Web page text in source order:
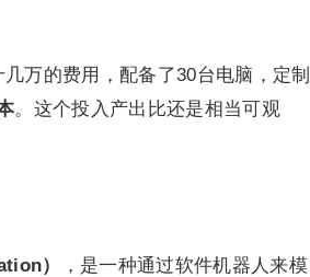
万的费用，配备了30台电脑，定制
。这个投入产出比还是相当可观
）
，是一种通过软件机器人来模